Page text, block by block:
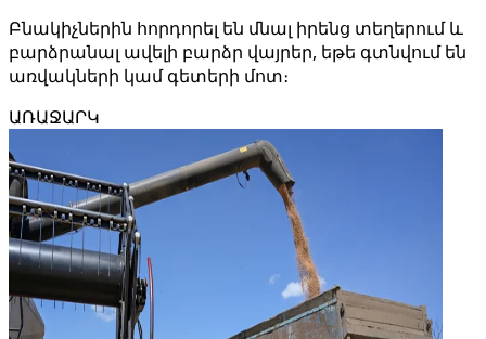
Բնակիչներին հորդորել են մնալ իրենց տեղերում և
բարձրանալ ավելի բարձր վայրեր, եթե գտնվում են
առվակների կամ գետերի մոտ։
ԱՌԱՋԱՐԿ